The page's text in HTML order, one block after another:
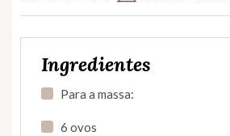
Ingredientes
Para a massa:
6 ovos